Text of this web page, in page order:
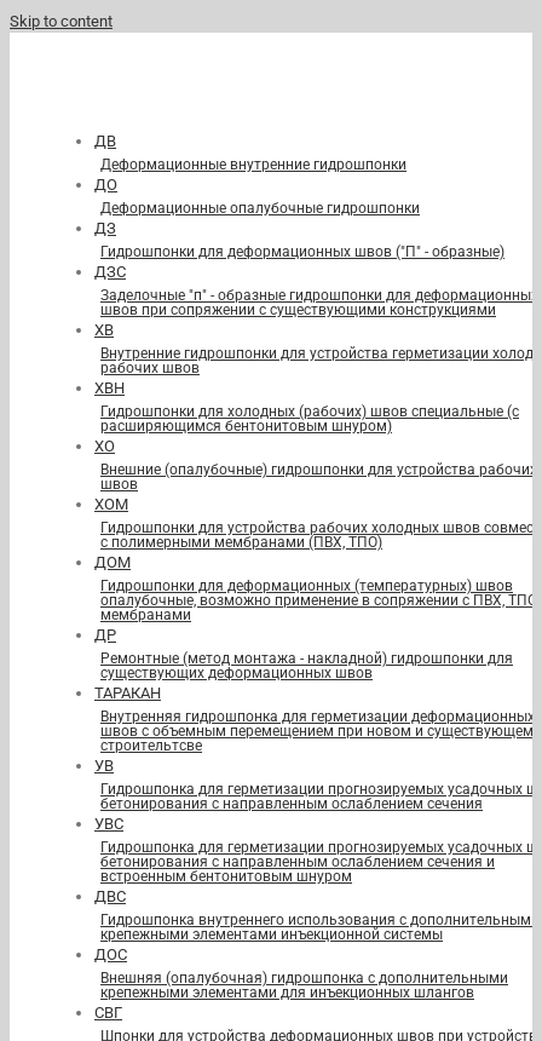
Skip to content
ДВ
Деформационные внутренние гидрошпонки
ДО
Деформационные опалубочные гидрошпонки
ДЗ
Гидрошпонки для деформационных швов ("П" - образные)
ДЗС
Заделочные "п" - образные гидрошпонки для деформационных
швов при сопряжении с существующими конструкциями
ХВ
Внутренние гидрошпонки для устройства герметизации
рабочих швов
ХВН
Гидрошпонки для холодных (рабочих) швов специальные (с
расширяющимся бентонитовым шнуром)
ХО
Внешние (опалубочные) гидрошпонки для устройства рабочих
швов
ХОМ
Гидрошпонки для устройства рабочих холодных швов
с полимерными мембранами (ПВХ, ТПО)
ДОМ
Гидрошпонки для деформационных (температурных) швов
опалубочные, возможно применение в сопряжении с ПВХ, ТПО
мембранами
ДР
Ремонтные (метод монтажа - накладной) гидрошпонки для
существующих деформационных швов
ТАРАКАН
Внутренняя гидрошпонка для герметизации деформационных
швов с объемным перемещением при новом и существующем
строительтсве
УВ
Гидрошпонка для герметизации прогнозируемых усадочных
бетонирования с направленным ослаблением сечения
УВС
Гидрошпонка для герметизации прогнозируемых усадочных
бетонирования с направленным ослаблением сечения и
встроенным бентонитовым шнуром
ДВС
Гидрошпонка внутреннего использования с дополнительными
крепежными элементами инъекционной системы
ДОС
Внешняя (опалубочная) гидрошпонка с дополнительными
крепежными элементами для инъекционных шлангов
СВГ
Шпонки для устройства деформационных швов при